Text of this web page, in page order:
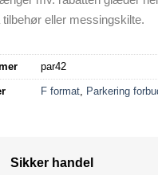
tilbehør eller messingskilte.
par42
F format Parkering
Sikker handel